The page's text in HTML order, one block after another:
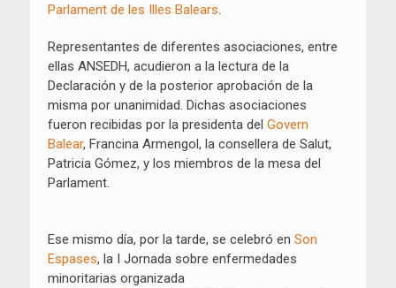
Parlament de les Illes Balears.
Representantes de diferentes asociaciones, entre
ellas ANSEDH, acudieron a la lectura de la
Declaración y de la posterior aprobación de la
misma por unanimidad. Dichas asociaciones
fueron recibidas por la presidenta del Govern
Balear, Francina Armengol, la consellera de Salut,
Patricia Gómez, y los miembros de la mesa del
Parlament.
Ese mismo día, por la tarde, se celebró en Son
Espases, la I Jornada sobre enfermedades
minoritarias organizada